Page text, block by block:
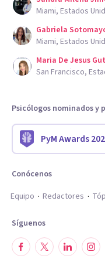
Miami, Estados
Gabriela
Miami, Estados
Maria De Jesus
San Francisco,
Psicólogos nominados y
PyM Awards
Conócenos
Equipo
Redactores
Síguenos